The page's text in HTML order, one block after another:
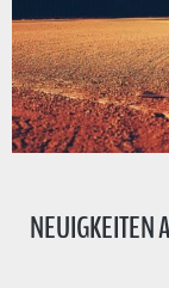
NEUIGKEITEN